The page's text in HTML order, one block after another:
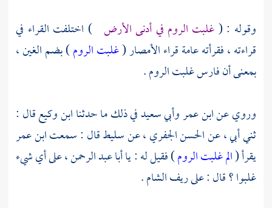
وقوله : (غلبت الروم في أدنى الأرض ) اختلفت القراء في
قراءته ، فقرأته عامة قراء الأمصار (غلبت الروم) بضم الغين ،
بمعنى أنفارسغلبتالروم.
وروي عنابن عمروأبي سعيدفي ذلك ما حدثناابن وكيعقال :
ثني أبي ، عنالحسن الجفري ،عنسليطقال : سمعتابن عمر
يقرأ (الم غلبت الروم) فقيل له : ياأبا عبد الرحمن ،على أي شيء
غلبوا ؟ قال : على ريفالشام .